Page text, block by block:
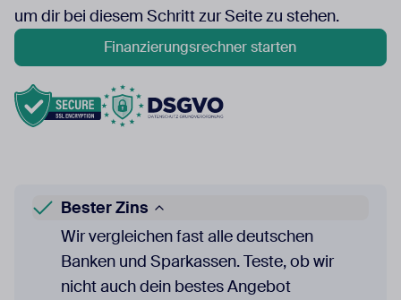
um dir bei diesem Schritt zur Seite zu stehen.
Bester Zins
Wir vergleichen fast alle deutschen
Banken und Sparkassen. Teste, ob wir
nicht auch dein bestes Angebot
Finanzierungsrechner starten